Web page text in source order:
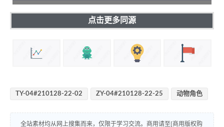
点击更多同源
TY-04#210128-22-02 ZY-04#210128-22-25 动物角色
全站素材均从网上搜集而来，仅限于学习交流。商用请至[商用版权购